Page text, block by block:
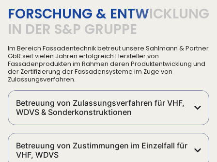
ALLES NUR FASSADE?
drauf
FORSCHUNG & ENTWICKLUNG
IN DER S&P GRUPPE
Im Bereich Fassadentechnik betreut unsere Sahlmann & Partner
GbR seit vielen Jahren erfolgreich Hersteller von
Fassadenprodukten im Rahmen deren Produktentwicklung und
der Zertifizierung der Fassadensysteme im Zuge von
Zulassungsverfahren.
Betreuung von Zulassungsverfahren für VHF,
WDVS & Sonderkonstruktionen
Betreuung von Zustimmungen im Einzelfall für
VHF, WDVS